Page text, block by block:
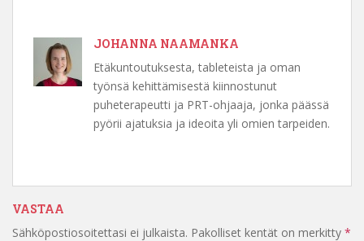
JOHANNA NAAMANKA
Etäkuntoutuksesta, tableteista ja oman
työnsä kehittämisestä kiinnostunut
puheterapeutti ja PRT-ohjaaja, jonka päässä
pyörii ajatuksia ja ideoita yli omien tarpeiden.
VASTAA
Sähköpostiosoitettasi ei julkaista. Pakolliset kentät on merkitty *